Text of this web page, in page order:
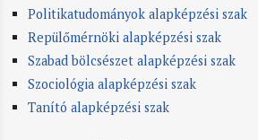
Politikatudományok alapképzési szak
Repülőmérnöki alapképzési szak
Szabad bölcsészet alapképzési szak
Szociológia alapképzési szak
Tanító alapképzési szak